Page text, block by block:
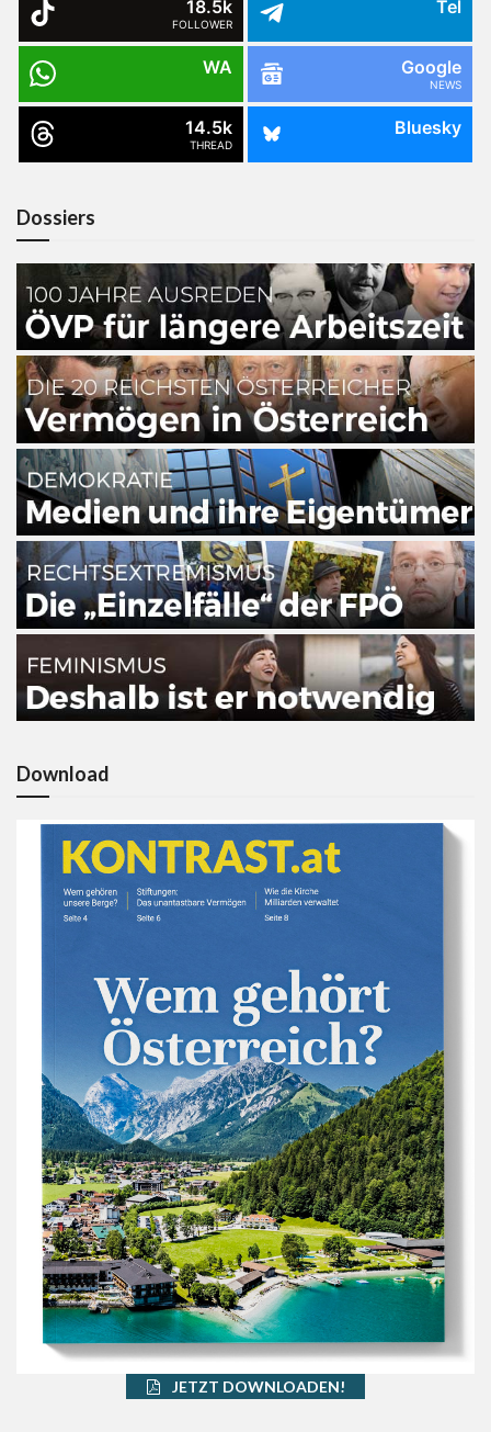
18.5k
FOLLOWER
Tel
WA Google
NEWS
14.5k
THREAD
Bluesky
Dossiers
Download
JETZT DOWNLOADEN!